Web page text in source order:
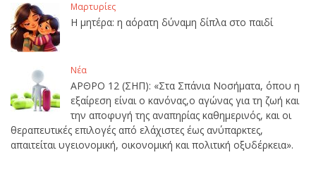
Μαρτυρίες
Η μητέρα: η αόρατη δύναμη δίπλα στο παιδί
Νέα
ΑΡΘΡΟ 12 (ΣΗΠ): «Στα Σπάνια Νοσήματα, όπου η
εξαίρεση είναι ο κανόνας,ο αγώνας για τη ζωή και
την αποφυγή της αναπηρίας καθημερινός, και οι
θεραπευτικές επιλογές από ελάχιστες έως ανύπαρκτες,
απαιτείται υγειονομική, οικονομική και πολιτική οξυδέρκεια».